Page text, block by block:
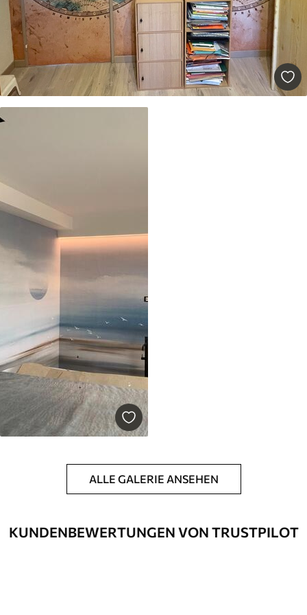
Premium
55.00 .00 /m²
Premium-Vinyl
.33 .00 /m²
ALLE GALERIE ANSEHEN
KUNDENBEWERTUNGEN VON TRUSTPILOT